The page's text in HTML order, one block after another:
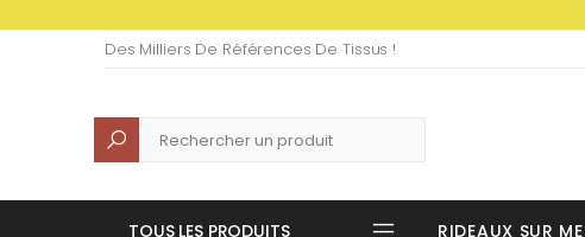
Des Milliers De Références De Tissus !
Recherche
TOUS LES PRODUITS RIDEAUX SUR